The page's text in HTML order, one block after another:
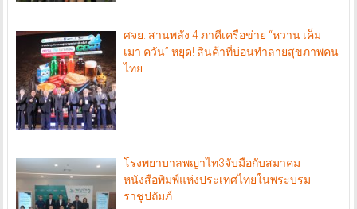
ศจย. สานพลัง 4 ภาคีเครือข่าย “หวาน เค็ม
เมา ควัน” หยุด! สินค้าที่บ่อนทำลายสุขภาพคน
ไทย
โรงพยาบาลพญาไท3จับมือกับสมาคม
หนังสือพิมพ์แห่งประเทศไทยในพระบรม
ราชูปถัมภ์